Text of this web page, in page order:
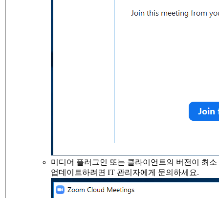
미디어 플러그인 또는 클라이언트의 버전이 최
업데이트하려면 IT 관리자에게 문의하세요.